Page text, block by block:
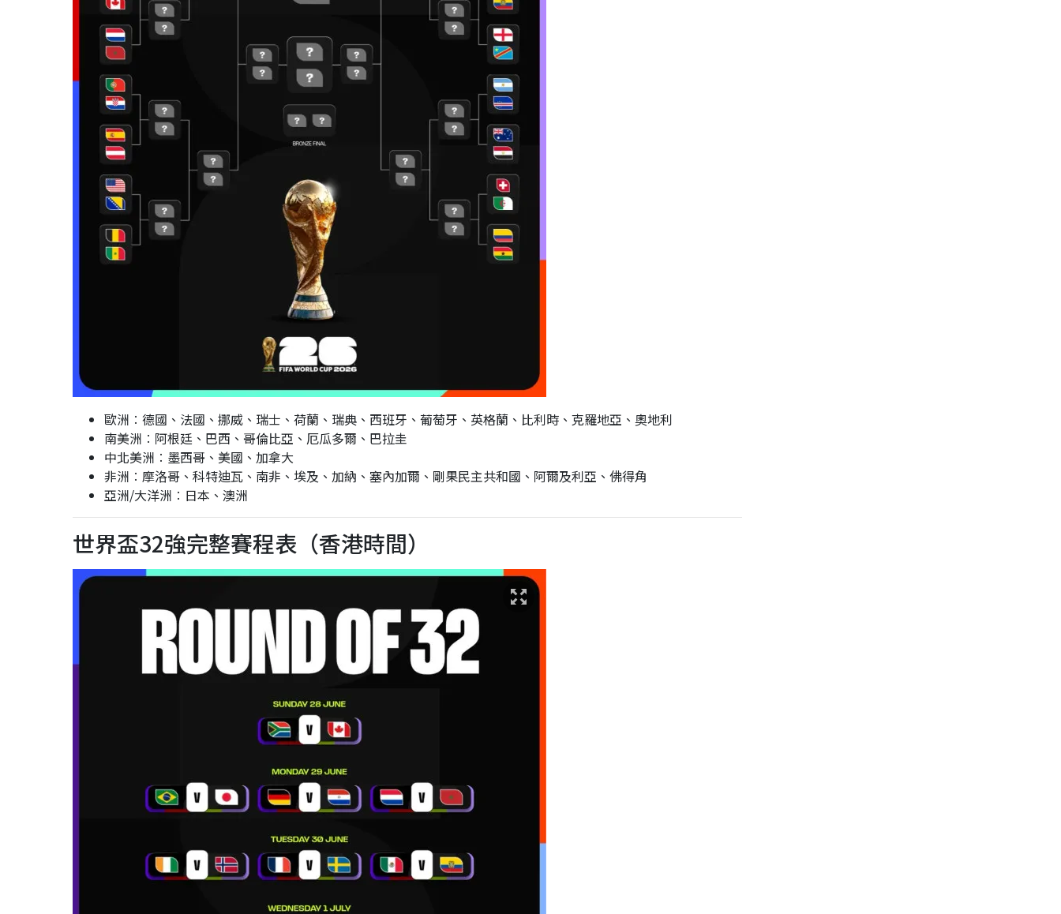
歐洲︰德國、法國、挪威、瑞士、荷蘭、瑞典、西班牙、葡萄牙、英格蘭、比利時、克羅地亞、奧地利
南美洲︰阿根廷、巴西、哥倫比亞、厄瓜多爾、巴拉圭
中北美洲︰墨西哥、美國、加拿大
非洲︰摩洛哥、科特迪瓦、南非、埃及、加納、塞內加爾、剛果民主共和國、阿爾及利亞、佛得角
亞洲/大洋洲︰日本、澳洲
世界盃32強完整賽程表（香港時間）